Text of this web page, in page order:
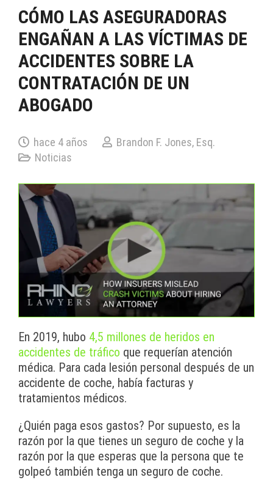
CÓMO LAS ASEGURADORAS
ENGAÑAN A LAS VÍCTIMAS DE
ACCIDENTES SOBRE LA
CONTRATACIÓN DE UN
ABOGADO
hace 4 años
Brandon F. Jones, Esq.
Noticias
En 2019, hubo 4,5 millones de heridos en
accidentes de tráfico que requerían atención
médica. Para cada lesión personal después de un
accidente de coche, había facturas y
tratamientos médicos.
¿Quién paga esos gastos? Por supuesto, es la
razón por la que tienes un seguro de coche y la
razón por la que esperas que la persona que te
golpeó también tenga un seguro de coche.